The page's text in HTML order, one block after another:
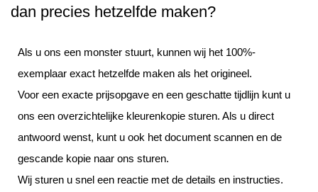
dan precies hetzelfde maken?
Als u ons een monster stuurt, kunnen wij het 100%-
exemplaar exact hetzelfde maken als het origineel.
Voor een exacte prijsopgave en een geschatte tijdlijn kunt u
ons een overzichtelijke kleurenkopie sturen. Als u direct
antwoord wenst, kunt u ook het document scannen en de
gescande kopie naar ons sturen.
Wij sturen u snel een reactie met de details en instructies.